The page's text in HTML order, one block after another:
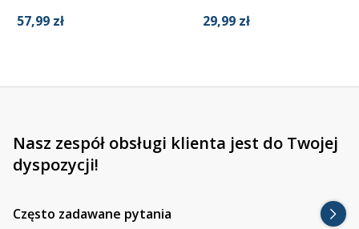
57,99 zł 29,99 zł
Nasz zespół obsługi klienta jest do Twojej
dyspozycji!
Często zadawane pytania